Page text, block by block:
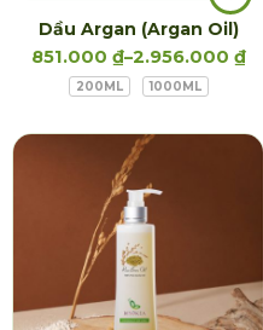
Dầu Argan (Argan Oil)
851.000 ₫–2.956.000 ₫
200ML 1000ML